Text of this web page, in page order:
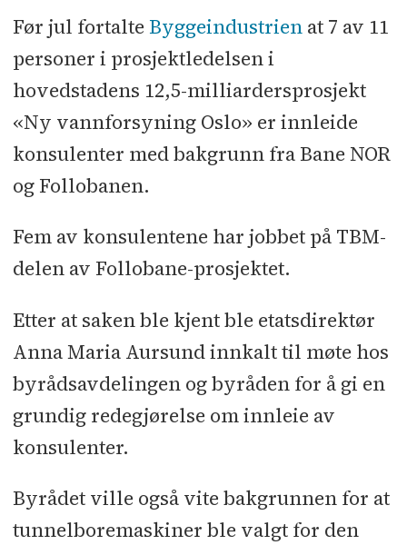
hovedstaden en ny uavhengig
vannforsyning med en annen
råvannskilde enn Maridalsvannet, og
skal etter planen være ferdigstilt i
2028.
Det er bestemt at den 19,5 kilometer
Holsfjorden til Oslo skal drives med
to tunnelboremaskiner (TBM) og
betongsegmenter. Vann- og
avløpsetaten anbefaler også TBM for
11 kilometer i rentvannstunnelen fra
Stubberud til Huseby.
annet et underjordisk
vannbehandlingsanlegg, driftsbygg,
Før jul fortalte Byggeindustrienat 7 av 11
personer i prosjektledelsen i
hovedstadens 12,5-milliardersprosjekt
«Ny vannforsyning Oslo» er innleide
konsulenter med bakgrunn fra Bane NOR
og Follobanen.
Fem av konsulentene har jobbet på TBM-
delen av Follobane-prosjektet.
Etter at saken ble kjent ble etatsdirektør
Anna Maria Aursund innkalt til møte hos
byrådsavdelingen og byråden for å gi en
grundig redegjørelse om innleie av
konsulenter.
Byrådet ville også vite bakgrunnen for at
tunnelboremaskiner ble valgt for den